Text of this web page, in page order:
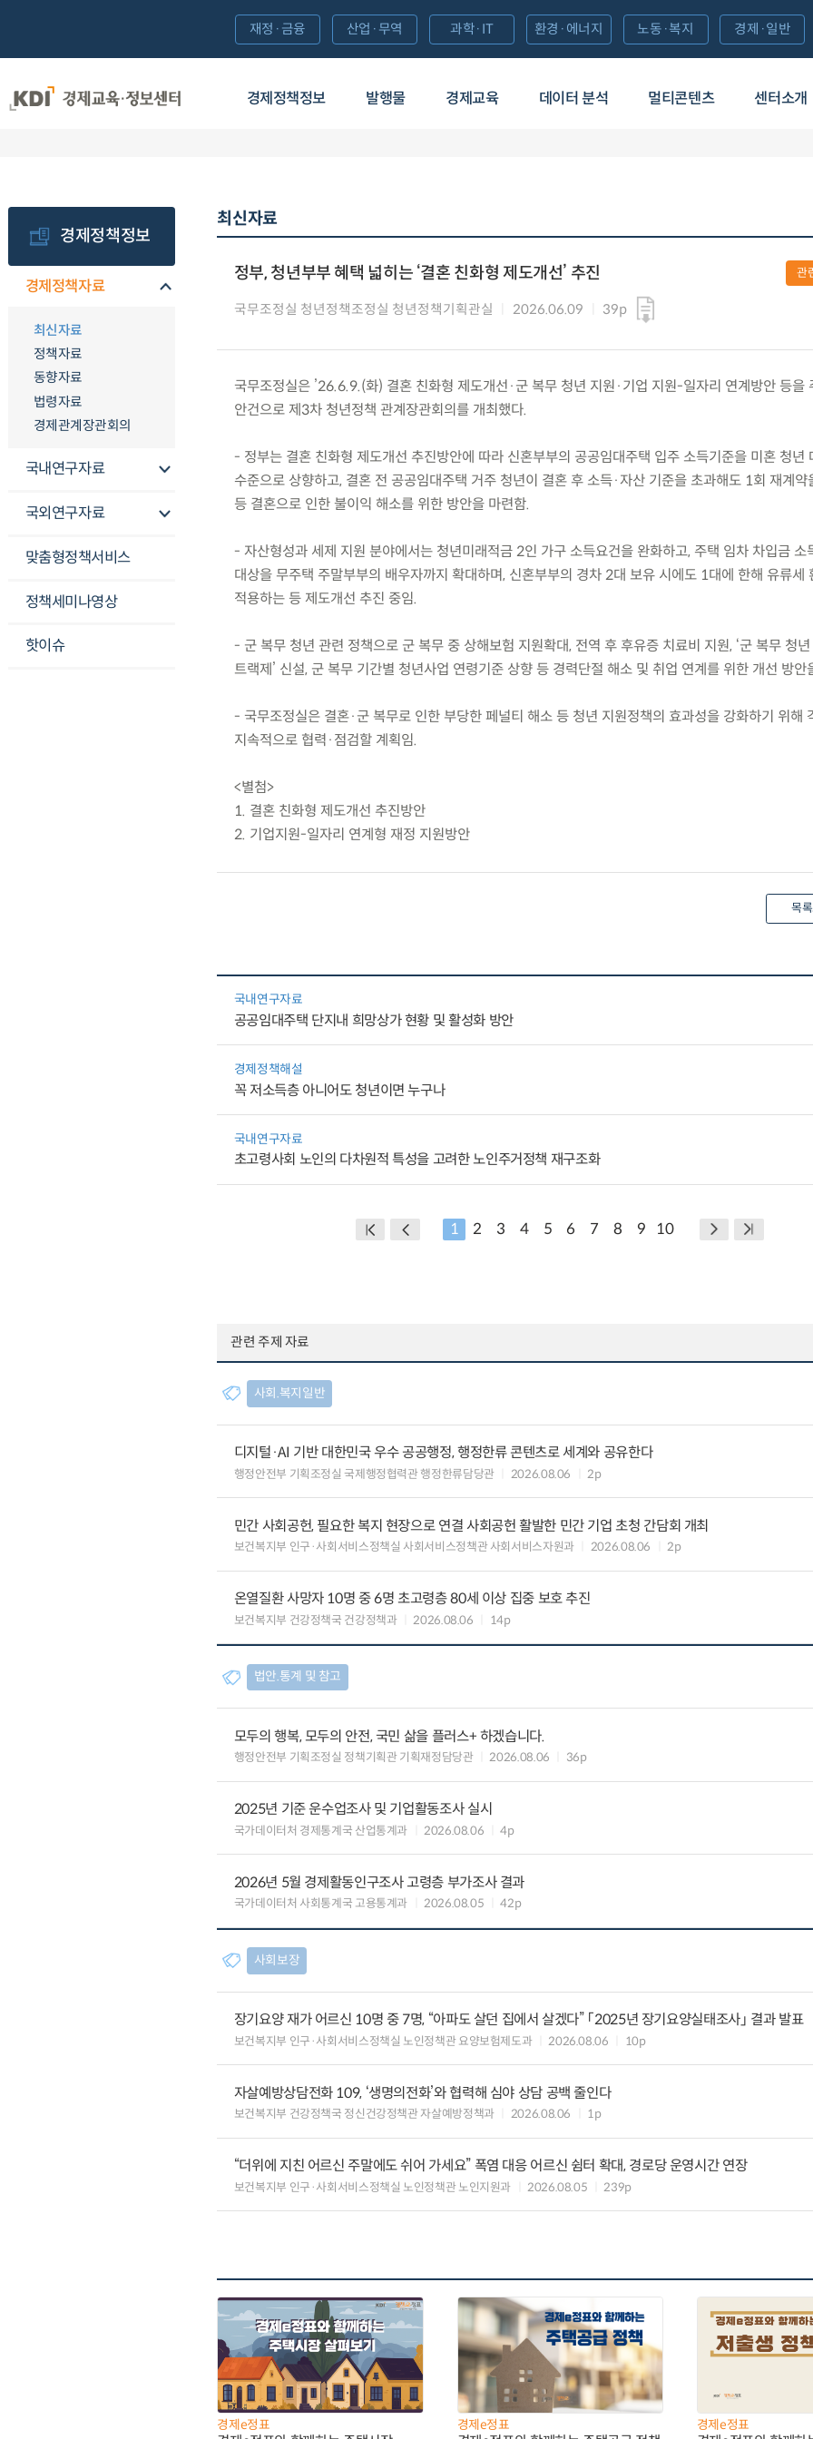
경제정책정보 발행물 경제교육 데이터 분석 멀티콘텐츠 센터소개
재정·금융 산업·무역 과학·IT 환경·에너지 노동·복지 경제·일반
경제정책정보
경제정책자료
최신자료
정책자료
동향자료
법령자료
경제관계장관회의
국내연구자료
국외연구자료
맞춤형정책서비스
정책세미나영상
핫이슈
최신자료
정부, 청년부부 혜택 넓히는 ‘결혼 친화형 제도개선’ 추진
국무조정실 청년정책조정실 청년정책기획관실 2026.06.09 39p
관
국무조정실은 ’26.6.9.(화) 결혼 친화형 제도개선·군 복무 청년 지원·기업 지원-일자리 연계방안 등을
안건으로 제3차 청년정책 관계장관회의를 개최했다.
- 정부는 결혼 친화형 제도개선 추진방안에 따라 신혼부부의 공공임대주택 입주 소득기준을 미혼 청년
수준으로 상향하고, 결혼 전 공공임대주택 거주 청년이 결혼 후 소득·자산 기준을 초과해도 1회 재계약
등 결혼으로 인한 불이익 해소를 위한 방안을 마련함.
- 자산형성과 세제 지원 분야에서는 청년미래적금 2인 가구 소득요건을 완화하고, 주택 임차 차입금 소
대상을 무주택 주말부부의 배우자까지 확대하며, 신혼부부의 경차 2대 보유 시에도 1대에 한해 유류세
적용하는 등 제도개선 추진 중임.
- 군 복무 청년 관련 정책으로 군 복무 중 상해보험 지원확대, 전역 후 후유증 치료비 지원, ‘군 복무 청
트랙제’ 신설, 군 복무 기간별 청년사업 연령기준 상향 등 경력단절 해소 및 취업 연계를 위한 개선 방안
- 국무조정실은 결혼·군 복무로 인한 부당한 페널티 해소 등 청년 지원정책의 효과성을 강화하기 위해
지속적으로 협력·점검할 계획임.
<별첨>
1. 결혼 친화형 제도개선 추진방안
2. 기업지원-일자리 연계형 재정 지원방안
목
국내연구자료
공공임대주택 단지내 희망상가 현황 및 활성화 방안
경제정책해설
꼭 저소득층 아니어도 청년이면 누구나
국내연구자료
초고령사회 노인의 다차원적 특성을 고려한 노인주거정책 재구조화
1 2 3 4 5 6 7 8 9 10
관련 주제 자료
사회.복지일반
디지털·AI 기반 대한민국 우수 공공행정, 행정한류 콘텐츠로 세계와 공유한다
행정안전부 기획조정실 국제행정협력관 행정한류담당관 2026.08.06 2p
민간 사회공헌, 필요한 복지 현장으로 연결 사회공헌 활발한 민간 기업 초청 간담회 개최
보건복지부 인구·사회서비스정책실 사회서비스정책관 사회서비스자원과 2026.08.06 2p
온열질환 사망자 10명 중 6명 초고령층 80세 이상 집중 보호 추진
보건복지부 건강정책국 건강정책과 2026.08.06 14p
법안.통계 및 참고
모두의 행복, 모두의 안전, 국민 삶을 플러스+ 하겠습니다.
행정안전부 기획조정실 정책기획관 기획재정담당관 2026.08.06 36p
2025년 기준 운수업조사 및 기업활동조사 실시
국가데이터처 경제통계국 산업통계과 2026.08.06 4p
2026년 5월 경제활동인구조사 고령층 부가조사 결과
국가데이터처 사회통계국 고용통계과 2026.08.05 42p
사회보장
장기요양 재가 어르신 10명 중 7명, “아파도 살던 집에서 살겠다” 「2025년 장기요양실태조사」 결과 발표
보건복지부 인구·사회서비스정책실 노인정책관 요양보험제도과 2026.08.06 10p
자살예방상담전화 109, ‘생명의전화’와 협력해 심야 상담 공백 줄인다
보건복지부 건강정책국 정신건강정책관 자살예방정책과 2026.08.06 1p
“더위에 지친 어르신 주말에도 쉬어 가세요” 폭염 대응 어르신 쉼터 확대, 경로당 운영시간 연장
보건복지부 인구·사회서비스정책실 노인정책관 노인지원과 2026.08.05 239p
경제e정표 경제e정표 경제e정표